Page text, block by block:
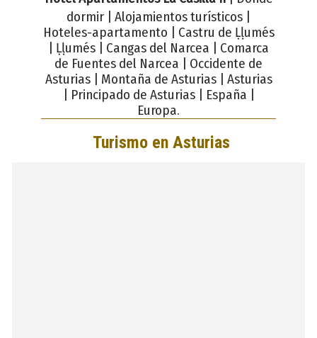
dormir | Alojamientos turísticos |
Hoteles-apartamento | Castru de Ḷḷumés
| Ḷḷumés | Cangas del Narcea | Comarca
de Fuentes del Narcea | Occidente de
Asturias | Montaña de Asturias | Asturias
| Principado de Asturias | España |
Europa.